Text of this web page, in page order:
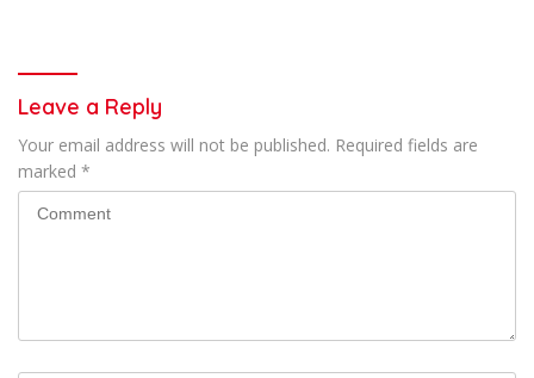
Leave a Reply
Your email address will not be published. Required fields are
marked *